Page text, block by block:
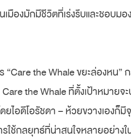
มืองมักมีชีวิตที่เร่งรีบและชอบม
“Care the Whale ขยะล่องหน”
Care the Whale ที่ตั้งเป้าหมายจ
ยไอดีโอรัชดา – ห้วยขวางเอง
ใช้กลยุทธ์ที่น่าสนใจหลายอย่า